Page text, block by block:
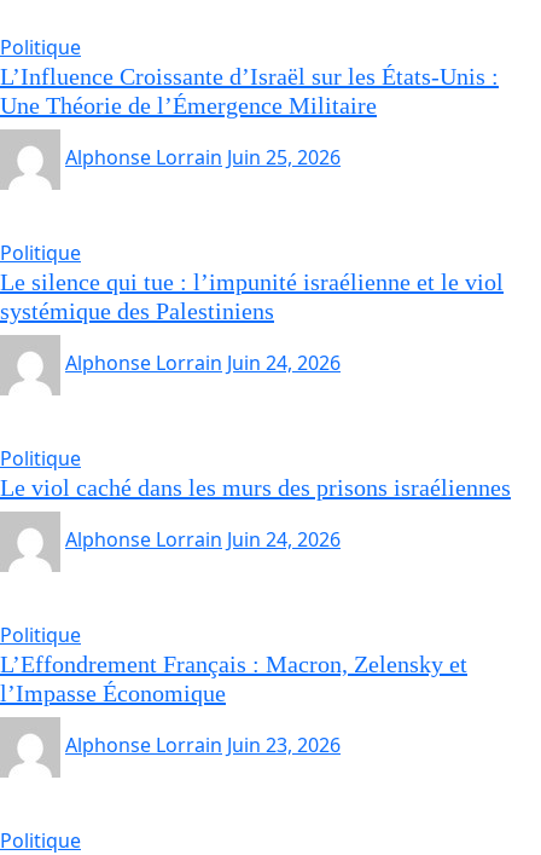
Politique
L’Influence Croissante d’Israël sur les États-Unis :
Une Théorie de l’Émergence Militaire
Alphonse Lorrain Juin 25, 2026
Politique
Le silence qui tue : l’impunité israélienne et le viol
systémique des Palestiniens
Alphonse Lorrain Juin 24, 2026
Politique
Le viol caché dans les murs des prisons israéliennes
Alphonse Lorrain Juin 24, 2026
Politique
L’Effondrement Français : Macron, Zelensky et
l’Impasse Économique
Alphonse Lorrain Juin 23, 2026
Politique